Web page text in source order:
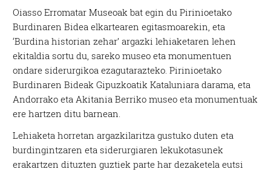
Oiasso Erromatar Museoak bat egin du Pirinioetako
Burdinaren Bidea elkartearen egitasmoarekin, eta
‘Burdina historian zehar’ argazki lehiaketaren lehen
ekitaldia sortu du, sareko museo eta monumentuen
ondare siderurgikoa ezagutarazteko. Pirinioetako
Burdinaren Bideak Gipuzkoatik Kataluniara darama, eta
Andorrako eta Akitania Berriko museo eta monumentuak
ere hartzen ditu barnean.
Lehiaketa horretan argazkilaritza gustuko duten eta
burdingintzaren eta siderurgiaren lekukotasunek
erakartzen dituzten guztiek parte har dezaketela eutsi